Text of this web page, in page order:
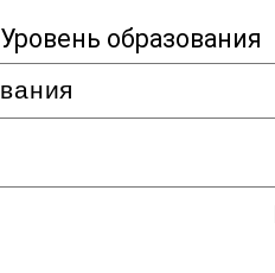
Уровень образования